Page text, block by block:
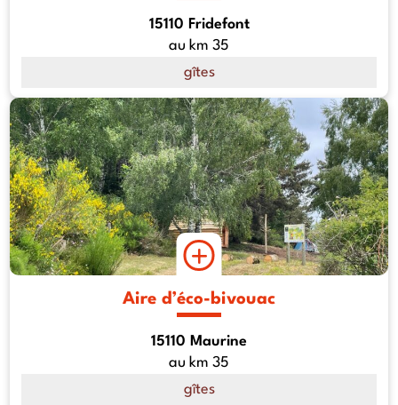
15110 Fridefont
au km 35
gîtes
Aire d’éco-bivouac
15110 Maurine
au km 35
gîtes